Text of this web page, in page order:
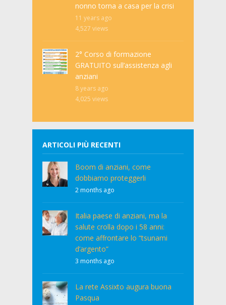
nonno torna a casa per la crisi
11 years ago
4,527 views
2° Corso di formazione
GRATUITO sull’assistenza agli
anziani
8 years ago
4,025 views
ARTICOLI PIÙ RECENTI
Boom di anziani, come
dobbiamo proteggerli
2 months ago
Italia paese di anziani, ma la
salute crolla dopo i 58 anni:
come affrontare lo “tsunami
d’argento”
3 months ago
La rete Assixto augura buona
Pasqua